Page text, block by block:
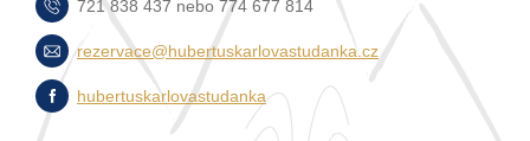
721 838 437 nebo 774 677 814
rezervace@hubertuskarlovastudanka.cz
hubertuskarlovastudanka